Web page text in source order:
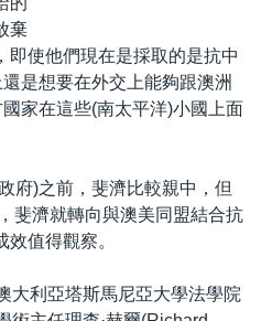
棄
即使他們現在是採取的是抗中
是想要在外交上能夠跟澳洲
家在這些(南太平洋)小國上面
府)之前，斐濟比較親中，但
斐濟就轉向與澳美同盟結合抗
值得觀察。
大利亞塔斯馬尼亞大學法學院